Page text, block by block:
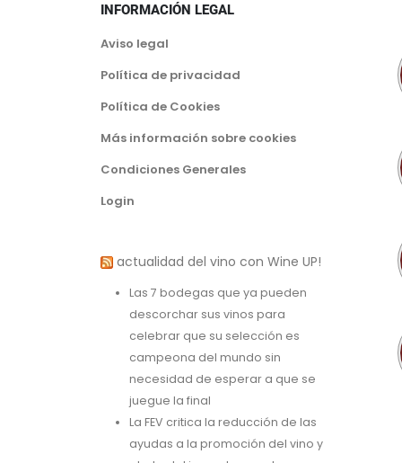
INFORMACIÓN LEGAL
Aviso legal
Política de privacidad
Política de Cookies
Más información sobre cookies
Condiciones Generales
Login
actualidad del vino con Wine UP!
Las 7 bodegas que ya pueden
descorchar sus vinos para
celebrar que su selección es
campeona del mundo sin
necesidad de esperar a que se
juegue la final
La FEV critica la reducción de las
ayudas a la promoción del vino y